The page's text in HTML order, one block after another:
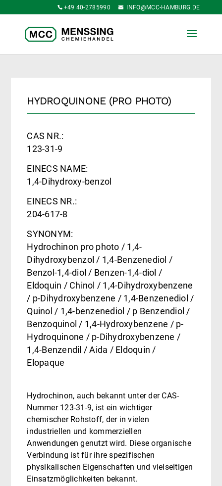
+49 40-2785990 INFO@MCC-HAMBURG.DE
HYDROQUINONE (PRO PHOTO)
CAS NR.:
123-31-9
EINECS NAME:
1,4-Dihydroxy-benzol
EINECS NR.:
204-617-8
SYNONYM:
Hydrochinon pro photo / 1,4-
Dihydroxybenzol / 1,4-Benzenediol /
Benzol-1,4-diol / Benzen-1,4-diol /
Eldoquin / Chinol / 1,4-Dihydroxybenzene
/ p-Dihydroxybenzene / 1,4-Benzenediol /
Quinol / 1,4-benzenediol / p Benzendiol /
Benzoquinol / 1,4-Hydroxybenzene / p-
Hydroquinone / p-Dihydroxybenzene /
1,4-Benzendil / Aida / Eldoquin /
Elopaque
Hydrochinon, auch bekannt unter der CAS-
Nummer 123-31-9, ist ein wichtiger
chemischer Rohstoff, der in vielen
industriellen und kommerziellen
Anwendungen genutzt wird. Diese organische
Verbindung ist für ihre spezifischen
physikalischen Eigenschaften und vielseitigen
Einsatzmöglichkeiten bekannt.